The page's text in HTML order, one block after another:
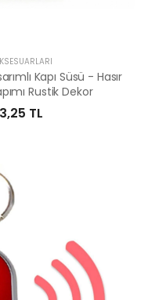
Kapı Süsü - Hasır
Rustik Dekor
TL